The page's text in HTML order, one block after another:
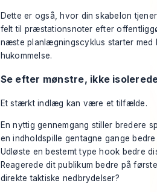
Dette er også, hvor din skabelon
felt til præstationsnoter efter
næste planlægningscyklus starter med
hukommelse.
Se efter mønstre, ikke
Et stærkt indlæg kan være et tilfælde.
En nyttig gennemgang stiller bredere
en indholdspille gentagne gange
Udløste en bestemt type hook bedre
Reagerede dit publikum bedre på
direkte taktiske nedbrydelser?